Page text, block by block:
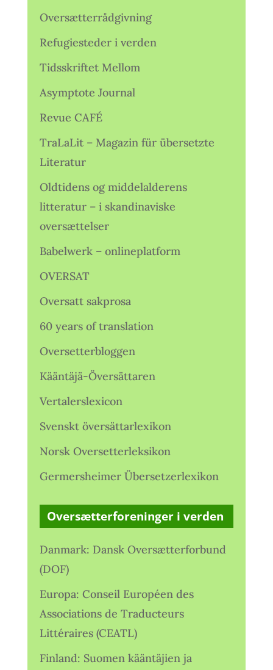
Oversætterrådgivning
Refugiesteder i verden
Tidsskriftet Mellom
Asymptote Journal
Revue CAFÉ
TraLaLit – Magazin für übersetzte
Literatur
Oldtidens og middelalderens
litteratur – i skandinaviske
oversættelser
Babelwerk – onlineplatform
OVERSAT
Oversatt sakprosa
60 years of translation
Oversetterbloggen
Kääntäjä-Översättaren
Vertalerslexicon
Svenskt översättarlexikon
Norsk Oversetterleksikon
Germersheimer Übersetzerlexikon
Oversætterforeninger i verden
Danmark: Dansk Oversætterforbund
(DOF)
Europa: Conseil Européen des
Associations de Traducteurs
Littéraires (CEATL)
Finland: Suomen kääntäjien ja